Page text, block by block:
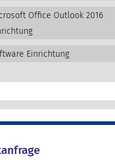
Office Outlook 2016
Einrichtung